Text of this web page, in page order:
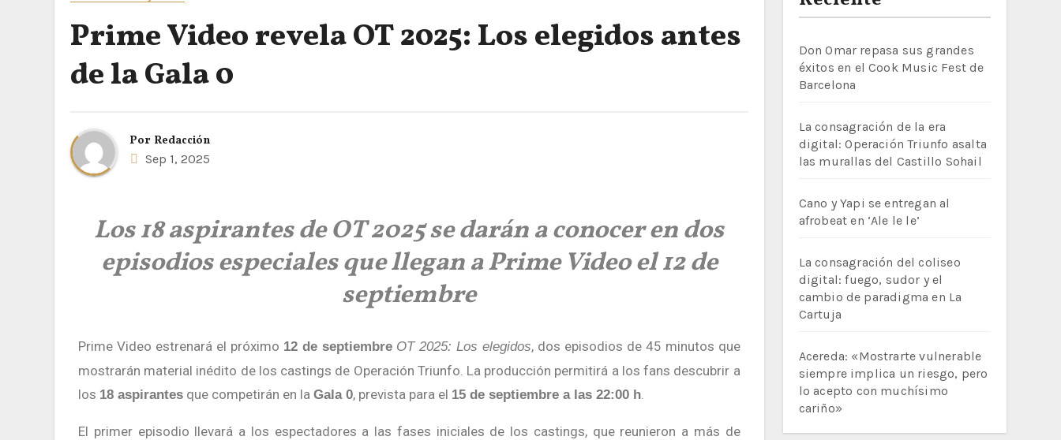
Prime Video revela OT 2025: Los elegidos antes
de la Gala 0
Por Redacción
Sep 1, 2025
Los 18 aspirantes de OT 2025 se darán a conocer en dos
episodios especiales que llegan a Prime Video el 12 de
septiembre
Prime Video estrenará el próximo 12 de septiembre OT 2025: Los elegidos, dos episodios de 45 minutos que
mostrarán material inédito de los castings de Operación Triunfo. La producción permitirá a los fans descubrir a
los 18 aspirantes que competirán en la Gala 0, prevista para el 15 de septiembre a las 22:00 h.
El primer episodio llevará a los espectadores a las fases iniciales de los castings, que reunieron a más de
Don Omar repasa sus grandes
éxitos en el Cook Music Fest de
Barcelona
La consagración de la era
digital: Operación Triunfo asalta
las murallas del Castillo Sohail
Cano y Yapi se entregan al
afrobeat en ‘Ale le le’
La consagración del coliseo
digital: fuego, sudor y el
cambio de paradigma en La
Cartuja
Acereda: «Mostrarte vulnerable
siempre implica un riesgo, pero
lo acepto con muchísimo
cariño»